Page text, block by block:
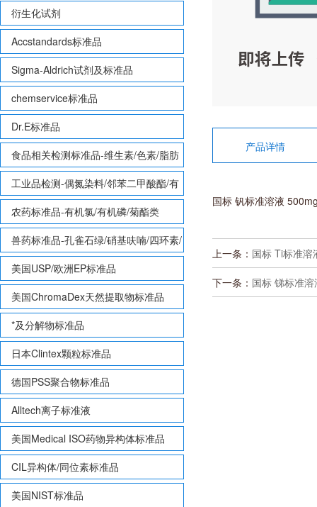
致敏性香味剂标准品
衍生化试剂
Accstandards标准品
Sigma-Aldrich试剂及标准品
chemservice标准品
Dr.E标准品
食品相关检测标准品-维生素/色素/脂肪
酸甲酯等
工业品检测-偶氮染料/邻苯二甲酸酯/有
机锡/多溴联苯/多溴联苯醚/多氯联苯
农药标准品-有机氯/有机磷/菊酯类
兽药标准品-孔雀石绿/硝基呋喃/四环素/
磺胺等
美国USP/欧洲EP标准品
美国ChromaDex天然提取物标准品
*及分解物标准品
日本Clintex颗粒标准品
德国PSS聚合物标准品
Alltech离子标准液
美国Medical ISO药物异构体标准品
CIL异构体/同位素标准品
美国NIST标准品
产品详情
国标 钒标准溶液
上一条： 国标 Ti标准
下一条： 国标 锑标准